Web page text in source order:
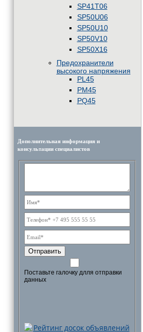
SP41T06
SP50U06
SP50U10
SP50V10
SP50X16
Предохранители
высокого напряжения
PL45
PM45
PQ45
Дополнительная информация и
консультации специалистов
Отправить
Поставьте галочку длля отправки
данных